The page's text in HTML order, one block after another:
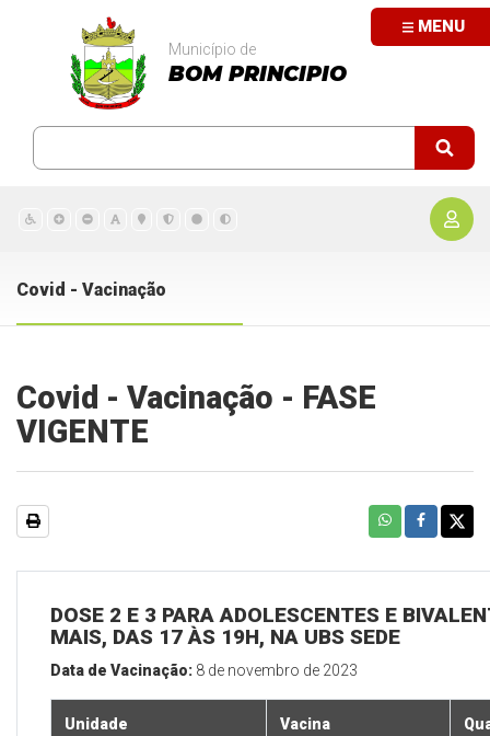
MENU
Município de
BOM PRINCIPIO
Covid - Vacinação
Covid - Vacinação - FASE
VIGENTE
DOSE 2 E 3 PARA ADOLESCENTES E
MAIS, DAS 17 ÀS 19H, NA UBS SEDE
Data de Vacinação: 8 de novembro de 2023
Unidade Vacina